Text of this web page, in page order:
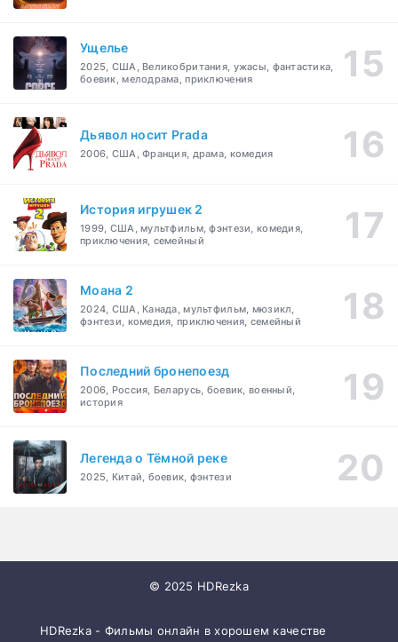
Ущелье
2025, США, Великобритания, ужасы, фантастика,
боевик, мелодрама, приключения
Дьявол носит Prada
2006, США, Франция, драма, комедия
История игрушек 2
1999, США, мультфильм, фэнтези, комедия,
приключения, семейный
Моана 2
2024, США, Канада, мультфильм, мюзикл,
фэнтези, комедия, приключения, семейный
Последний бронепоезд
2006, Россия, Беларусь, боевик, военный,
история
Легенда о Тёмной реке
2025, Китай, боевик, фэнтези
© 2025 HDRezka
HDRezka - Фильмы онлайн в хорошем качестве